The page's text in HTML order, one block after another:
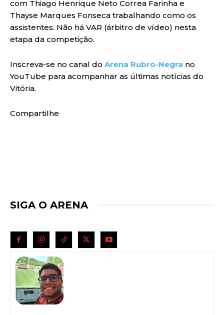
com Thiago Henrique Neto Correa Farinha e
Thayse Marques Fonseca trabalhando como os
assistentes. Não há VAR (árbitro de vídeo) nesta
etapa da competição.
Inscreva-se no canal do Arena Rubro-Negra no
YouTube para acompanhar as últimas notícias do
Vitória.
Compartilhe
SIGA O ARENA